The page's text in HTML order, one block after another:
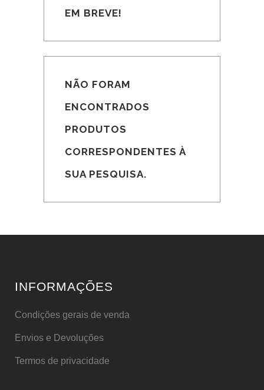
EM BREVE!
NÃO FORAM
ENCONTRADOS
PRODUTOS
CORRESPONDENTES À
SUA PESQUISA.
INFORMAÇÕES
Condições gerais de venda
Envios e Devoluções
Termos de privacidade